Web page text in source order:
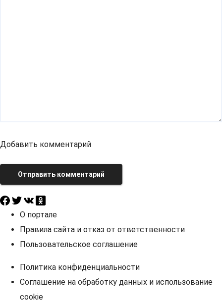
Добавить комментарий
Отправить комментарий
О портале
Правила сайта и отказ от ответственности
Пользовательское соглашение
Политика конфиденциальности
Соглашение на обработку данных и использование
cookie